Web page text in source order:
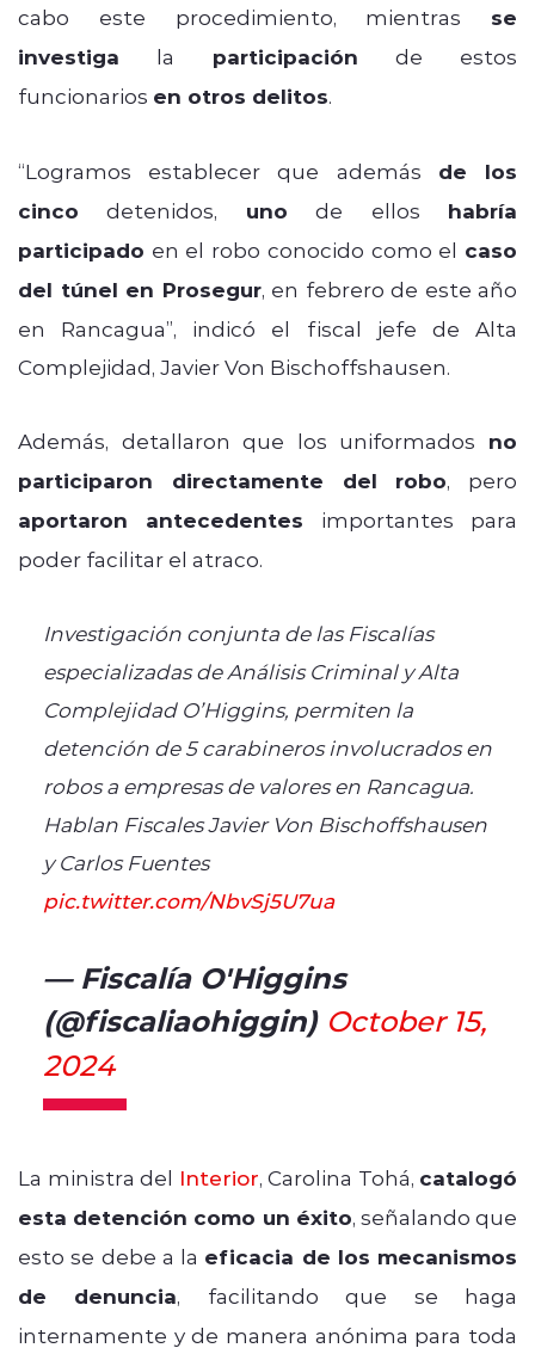
cabo este procedimiento, mientras se
investiga la participación de estos
funcionarios en otros delitos.
“Logramos establecer que además de los
cinco detenidos, uno de ellos habría
participado en el robo conocido como el caso
del túnel en Prosegur, en febrero de este año
en Rancagua”, indicó el fiscal jefe de Alta
Complejidad, Javier Von Bischoffshausen.
Además, detallaron que los uniformados no
participaron directamente del robo, pero
aportaron antecedentes importantes para
poder facilitar el atraco.
Investigación conjunta de las Fiscalías
especializadas de Análisis Criminal y Alta
Complejidad O’Higgins, permiten la
detención de 5 carabineros involucrados en
robos a empresas de valores en Rancagua.
Hablan Fiscales Javier Von Bischoffshausen
y Carlos Fuentes
pic.twitter.com/NbvSj5U7ua
— Fiscalía O'Higgins
(@fiscaliaohiggin) October 15,
2024
La ministra del Interior, Carolina Tohá, catalogó
esta detención como un éxito, señalando que
esto se debe a la eficacia de los mecanismos
de denuncia, facilitando que se haga
internamente y de manera anónima para toda